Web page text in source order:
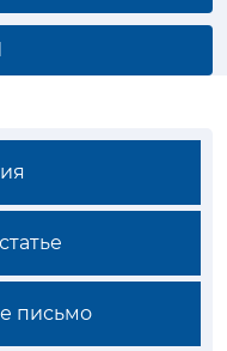
письмо